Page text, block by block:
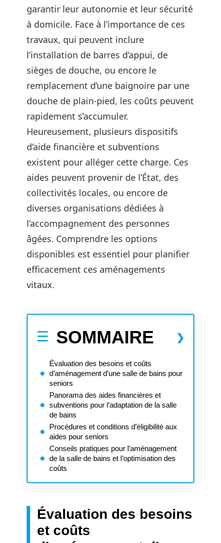
garantir leur autonomie et leur sécurité
à domicile. Face à l’importance de ces
travaux, qui peuvent inclure
l’installation de barres d’appui, de
sièges de douche, ou encore le
remplacement d’une baignoire par une
douche de plain-pied, les coûts peuvent
rapidement s’accumuler.
Heureusement, plusieurs dispositifs
d’aide financière et subventions
existent pour alléger cette charge. Ces
aides peuvent provenir de l’État, des
collectivités locales, ou encore de
diverses organisations dédiées à
l’accompagnement des personnes
âgées. Comprendre les options
disponibles est essentiel pour planifier
efficacement ces aménagements
vitaux.
SOMMAIRE
Évaluation des besoins et coûts
d’aménagement d’une salle de bains pour
seniors
Panorama des aides financières et
subventions pour l’adaptation de la salle
de bains
Procédures et conditions d’éligibilité aux
aides pour seniors
Conseils pratiques pour l’aménagement
de la salle de bains et l’optimisation des
coûts
Évaluation des besoins
et coûts